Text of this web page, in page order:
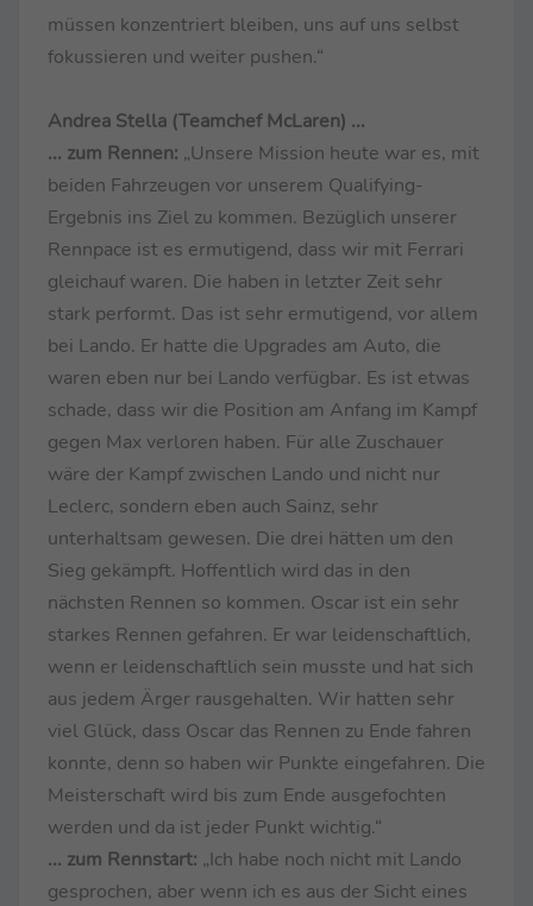
müssen konzentriert bleiben, uns auf uns selbst
fokussieren und weiter pushen.“
Andrea Stella (Teamchef McLaren) ...
... zum Rennen: „Unsere Mission heute war es, mit
beiden Fahrzeugen vor unserem Qualifying-
Ergebnis ins Ziel zu kommen. Bezüglich unserer
Rennpace ist es ermutigend, dass wir mit Ferrari
gleichauf waren. Die haben in letzter Zeit sehr
stark performt. Das ist sehr ermutigend, vor allem
bei Lando. Er hatte die Upgrades am Auto, die
waren eben nur bei Lando verfügbar. Es ist etwas
schade, dass wir die Position am Anfang im Kampf
gegen Max verloren haben. Für alle Zuschauer
wäre der Kampf zwischen Lando und nicht nur
Leclerc, sondern eben auch Sainz, sehr
unterhaltsam gewesen. Die drei hätten um den
Sieg gekämpft. Hoffentlich wird das in den
nächsten Rennen so kommen. Oscar ist ein sehr
starkes Rennen gefahren. Er war leidenschaftlich,
wenn er leidenschaftlich sein musste und hat sich
aus jedem Ärger rausgehalten. Wir hatten sehr
viel Glück, dass Oscar das Rennen zu Ende fahren
konnte, denn so haben wir Punkte eingefahren. Die
Meisterschaft wird bis zum Ende ausgefochten
werden und da ist jeder Punkt wichtig.“
... zum Rennstart: „Ich habe noch nicht mit Lando
gesprochen, aber wenn ich es aus der Sicht eines